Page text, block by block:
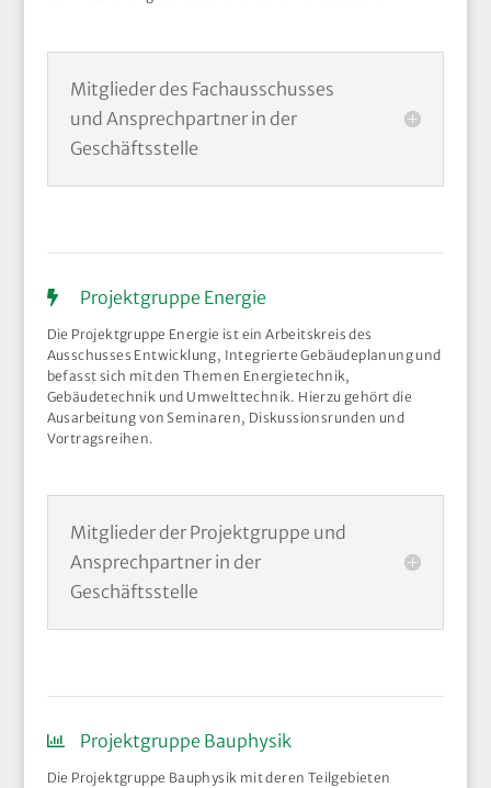
Mitglieder des Fachausschusses
und Ansprechpartner in der
Geschäftsstelle
Projektgruppe Energie
Die Projektgruppe Energie ist ein Arbeitskreis des
Ausschusses Entwicklung, Integrierte Gebäudeplanung und
befasst sich mit den Themen Energietechnik,
Gebäudetechnik und Umwelttechnik. Hierzu gehört die
Ausarbeitung von Seminaren, Diskussionsrunden und
Vortragsreihen.
Mitglieder der Projektgruppe und
Ansprechpartner in der
Geschäftsstelle
Projektgruppe Bauphysik
Die Projektgruppe Bauphysik mit deren Teilgebieten